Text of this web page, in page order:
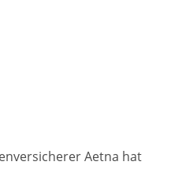
Aetna hat